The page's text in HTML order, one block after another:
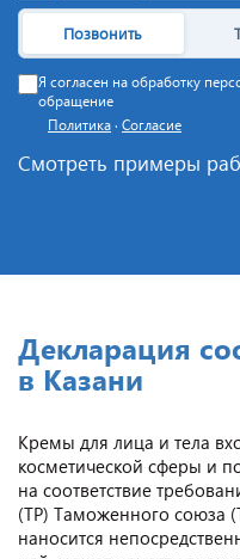
Позвонить
Я согласен на обработку
обращение
Политика · Согласие
Смотреть примеры
Декларация
в Казани
Кремы для лица и тела
косметической сферы и
на соответствие
(ТР) Таможенного союза
наносится